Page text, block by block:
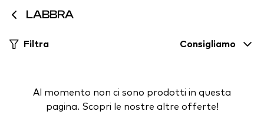
LABBRA
Filtra Consigliamo
Al momento non ci sono prodotti in questa
pagina. Scopri le nostre altre offerte!